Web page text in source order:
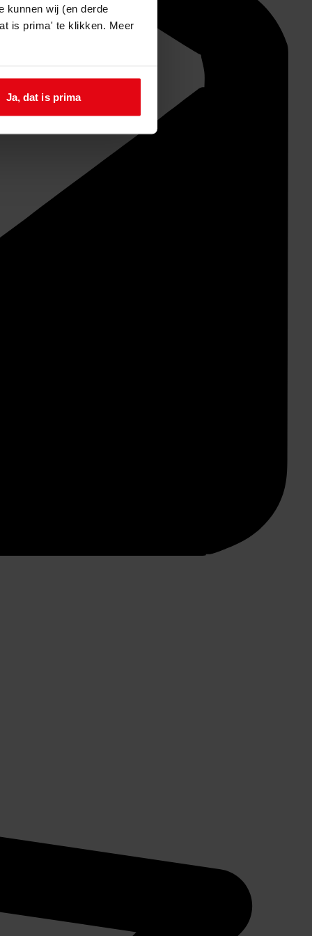
kunnen wij (en derde
is prima' te klikken. Meer
Ja, dat is prima